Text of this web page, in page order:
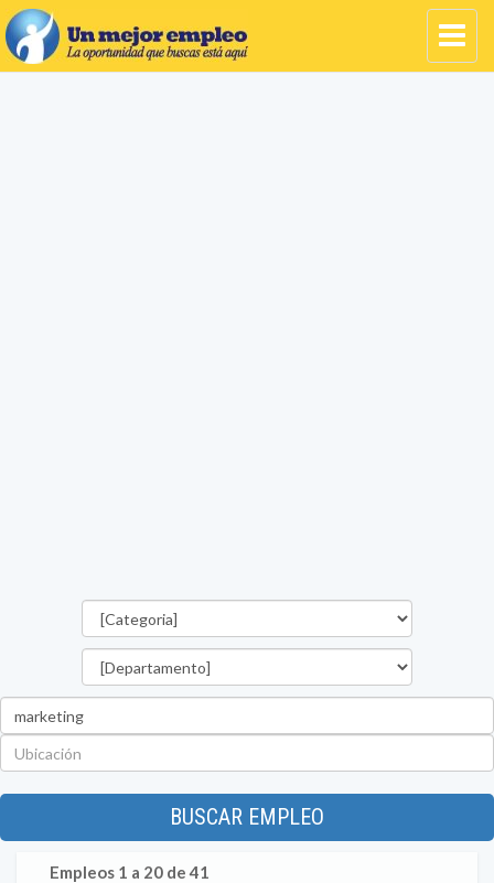
BUSCAR EMPLEO
Empleos 1 a 20 de 41